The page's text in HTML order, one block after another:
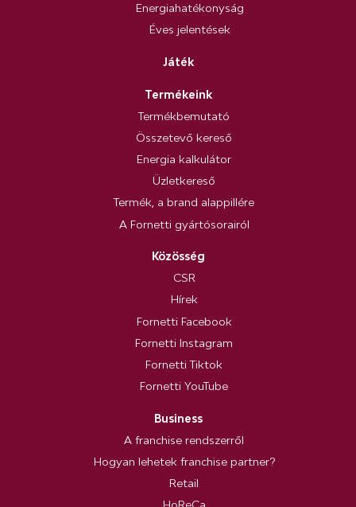
Energiahatékonyság
Éves jelentések
Játék
Termékeink
Termékbemutató
Összetevő kereső
Energia kalkulátor
Üzletkereső
Termék, a brand alappillére
A Fornetti gyártósorairól
Közösség
CSR
Hírek
Fornetti Facebook
Fornetti Instagram
Fornetti Tiktok
Fornetti YouTube
Business
A franchise rendszerről
Hogyan lehetek franchise partner?
Retail